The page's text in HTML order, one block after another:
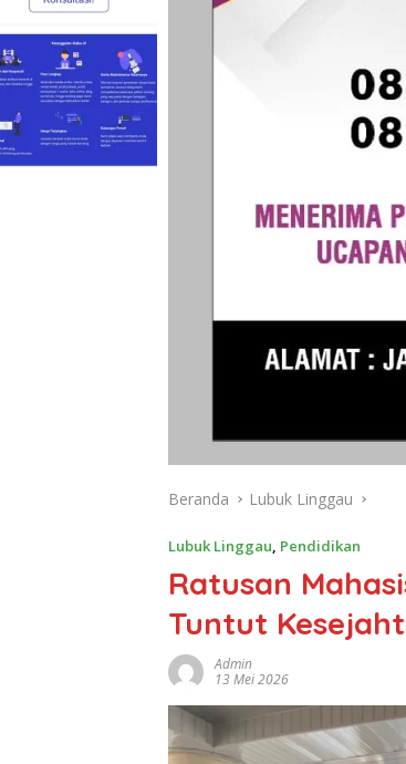
Beranda Lubuk Linggau
Lubuk Linggau, Pendidikan
Ratusan
Tuntut
Admin
13 Mei 2026